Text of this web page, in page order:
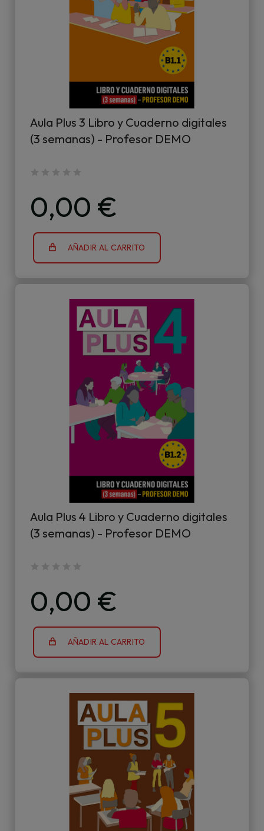
Aula Plus 3 Libro y Cuaderno digitales
(3 semanas) - Profesor DEMO
0,00 €
AÑADIR AL CARRITO
Aula Plus 4 Libro y Cuaderno digitales
(3 semanas) - Profesor DEMO
0,00 €
AÑADIR AL CARRITO